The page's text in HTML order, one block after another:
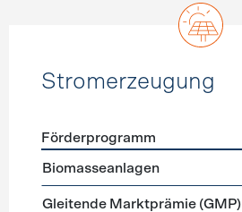
Stromerzeugung
Förderprogramme
Förderprogramm
Biomasseanlagen
Gleitende Marktprämie (GMP)